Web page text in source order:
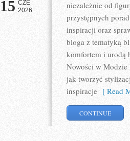
15 CZE
2026
niezależnie od
przystępnych
inspiracji oraz
bloga z tematyką
komfortem i urodą
Nowości w Modzie
jak tworzyć
inspiracje [ Read
CONTINUE